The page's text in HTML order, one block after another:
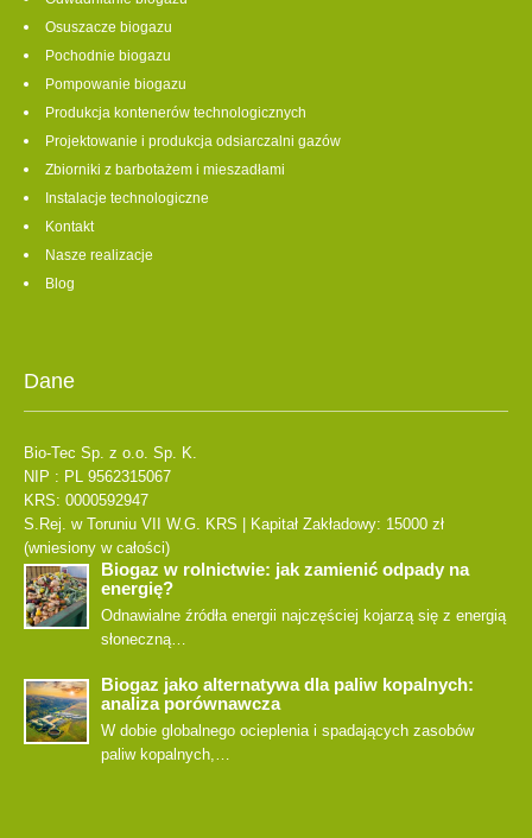
Osuszacze biogazu
Pochodnie biogazu
Pompowanie biogazu
Produkcja kontenerów technologicznych
Projektowanie i produkcja odsiarczalni gazów
Zbiorniki z barbotażem i mieszadłami
Instalacje technologiczne
Kontakt
Nasze realizacje
Blog
Dane
Bio-Tec Sp. z o.o. Sp. K.
NIP : PL 9562315067
KRS: 0000592947
S.Rej. w Toruniu VII W.G. KRS | Kapitał Zakładowy: 15000 zł
(wniesiony w całości)
Biogaz w rolnictwie: jak zamienić odpady na
energię?
Odnawialne źródła energii najczęściej kojarzą się z energią
słoneczną…
Biogaz jako alternatywa dla paliw kopalnych:
analiza porównawcza
W dobie globalnego ocieplenia i spadających zasobów
paliw kopalnych,…